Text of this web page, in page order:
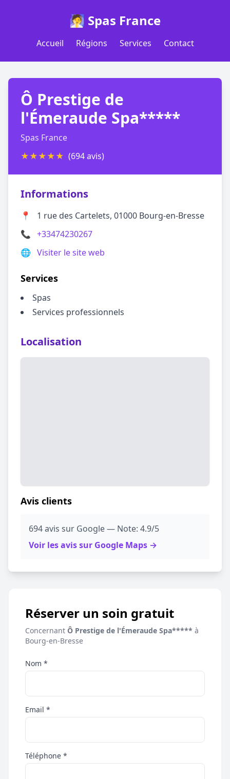
🧖 Spas France
Accueil Régions Services Contact
Ô Prestige de
l'Émeraude Spa*****
Spas France
★★★★★ (694 avis)
Informations
📍
1 rue des Cartelets, 01000 Bourg-en-Bresse
📞 +33474230267
🌐 Visiter le site web
Services
Spas
Services professionnels
Localisation
Avis clients
694 avis sur Google — Note: 4.9/5
Voir les avis sur Google Maps →
Réserver un soin gratuit
Concernant Ô Prestige de l'Émeraude Spa***** à
Bourg-en-Bresse
Nom *
Email *
Téléphone *